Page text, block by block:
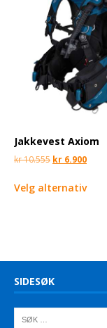
Jakkevest Axiom
kr10.555 kr 6.900
Velg alternativ
SIDESØK